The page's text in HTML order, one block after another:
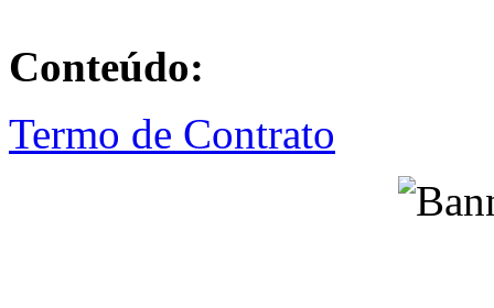
Conteúdo:
Termo de Contrato